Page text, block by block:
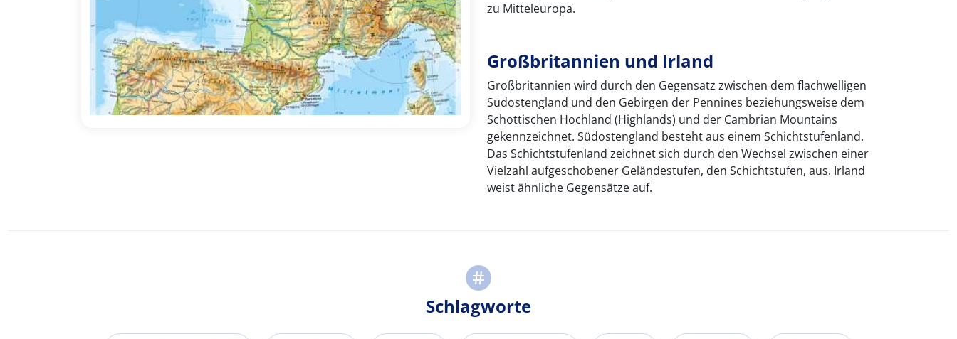
zu Mitteleuropa.
Großbritannien und Irland
Großbritannien wird durch den Gegensatz zwischen dem flachwelligen
Südostengland und den Gebirgen der Pennines beziehungsweise dem
Schottischen Hochland (Highlands) und der Cambrian Mountains
gekennzeichnet. Südostengland besteht aus einem Schichtstufenland.
Das Schichtstufenland zeichnet sich durch den Wechsel zwischen einer
Vielzahl aufgeschobener Geländestufen, den Schichtstufen, aus. Irland
weist ähnliche Gegensätze auf.
Schlagworte